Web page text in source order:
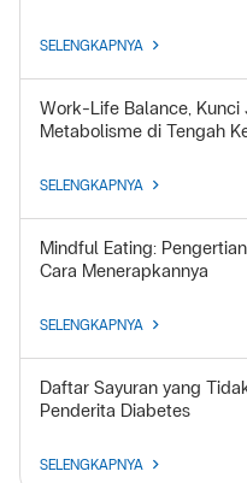
SELENGKAPNYA
Work-Life Balance, Kunci
Metabolisme di Tengah
SELENGKAPNYA
Mindful Eating:
Cara Menerapkannya
SELENGKAPNYA
Daftar Sayuran yang
Penderita Diabetes
SELENGKAPNYA